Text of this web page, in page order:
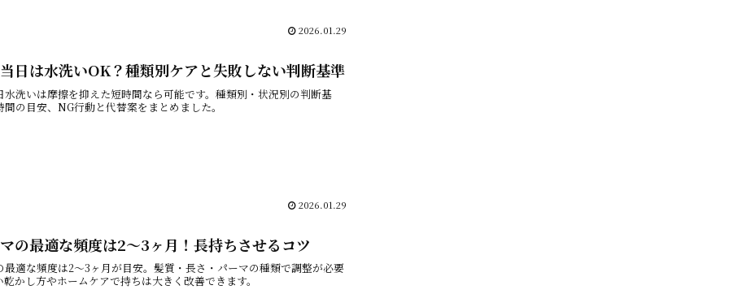
2026.01.29
日は水洗いOK？種類別ケアと失敗しない判断基準
水洗いは摩擦を抑えた短時間なら可能です。種類別・状況別の判断基
の目安、NG行動と代替案をまとめました。
2026.01.29
の最適な頻度は2～3ヶ月！長持ちさせるコツ
最適な頻度は2～3ヶ月が目安。髪質・長さ・パーマの種類で調整が必要
かし方やホームケアで持ちは大きく改善できます。